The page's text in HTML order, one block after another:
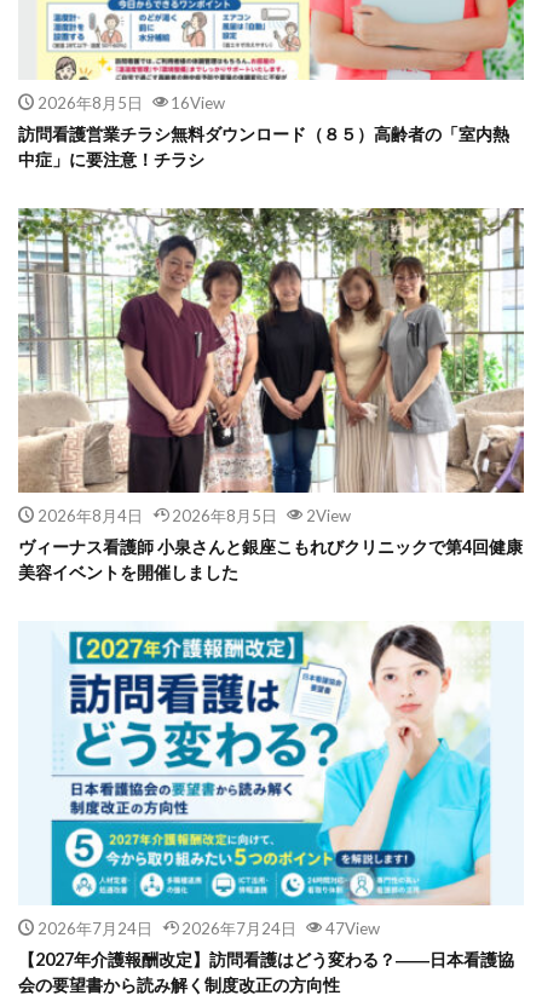
2026年8月5日 16View
訪問看護営業チラシ無料ダウンロード（８５）高齢者の「室内熱
中症」に要注意！チラシ
2026年8月4日 2026年8月5日 2View
ヴィーナス看護師 小泉さんと銀座こもれびクリニックで第4回健康
美容イベントを開催しました
2026年7月24日 2026年7月24日 47View
【2027年介護報酬改定】訪問看護はどう変わる？――日本看護協
会の要望書から読み解く制度改正の方向性